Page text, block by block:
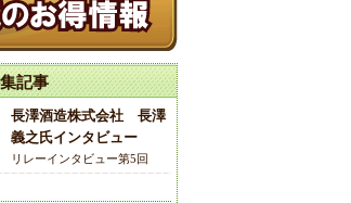
記事
長澤酒造株式会社 長澤
義之氏インタビュー
リレーインタビュー第5回